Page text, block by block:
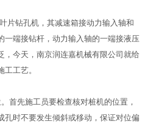
钻孔机，其减速箱接动力输入轴和
一端接钻杆，动力输入轴的一端接液压
，今天，南京润连嘉机械有限公司就给
工艺。
先施工员要检查核对桩机的位置，
孔时不要发生倾斜或移动，保证对位偏